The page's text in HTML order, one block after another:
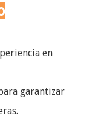
en
garantizar